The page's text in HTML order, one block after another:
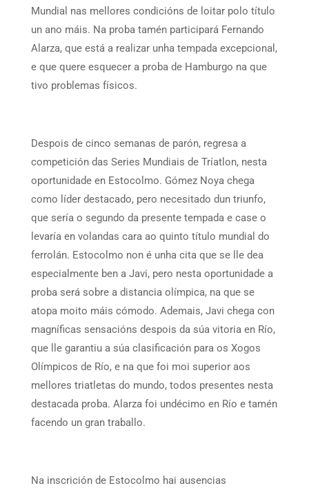
Mundial nas mellores condicións de loitar polo título
un ano máis. Na proba tamén participará Fernando
Alarza, que está a realizar unha tempada excepcional,
e que quere esquecer a proba de Hamburgo na que
tivo problemas físicos.
Despois de cinco semanas de parón, regresa a
competición das Series Mundiais de Tríatlon, nesta
oportunidade en Estocolmo. Gómez Noya chega
como líder destacado, pero necesitado dun triunfo,
que sería o segundo da presente tempada e case o
levaría en volandas cara ao quinto título mundial do
ferrolán. Estocolmo non é unha cita que se lle dea
especialmente ben a Javi, pero nesta oportunidade a
proba será sobre a distancia olímpica, na que se
atopa moito máis cómodo. Ademais, Javi chega con
magníficas sensacións despois da súa vitoria en Río,
que lle garantiu a súa clasificación para os Xogos
Olímpicos de Río, e na que foi moi superior aos
mellores triatletas do mundo, todos presentes nesta
destacada proba. Alarza foi undécimo en Río e tamén
facendo un gran traballo.
Na inscrición de Estocolmo hai ausencias